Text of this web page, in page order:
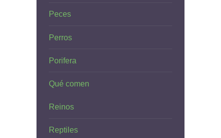
Peces
Perros
Porifera
Qué comen
Reinos
Reptiles